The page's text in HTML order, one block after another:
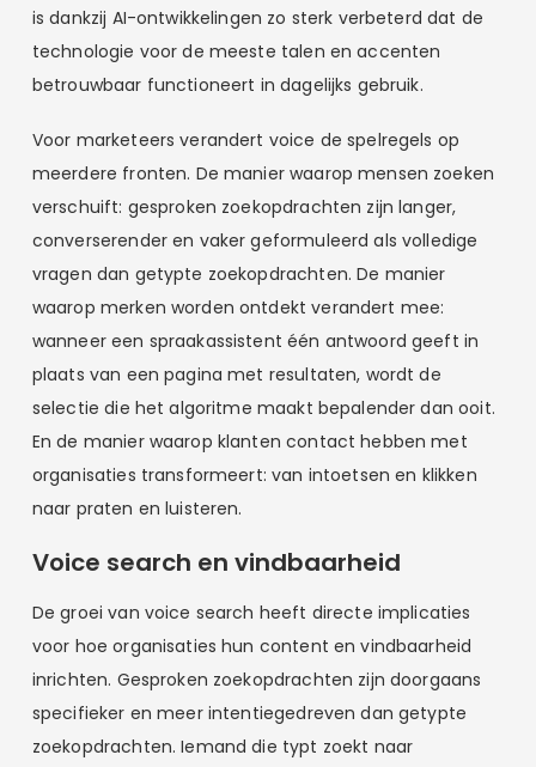
is dankzij AI-ontwikkelingen zo sterk verbeterd dat de
technologie voor de meeste talen en accenten
betrouwbaar functioneert in dagelijks gebruik.
Voor marketeers verandert voice de spelregels op
meerdere fronten. De manier waarop mensen zoeken
verschuift: gesproken zoekopdrachten zijn langer,
converserender en vaker geformuleerd als volledige
vragen dan getypte zoekopdrachten. De manier
waarop merken worden ontdekt verandert mee:
wanneer een spraakassistent één antwoord geeft in
plaats van een pagina met resultaten, wordt de
selectie die het algoritme maakt bepalender dan ooit.
En de manier waarop klanten contact hebben met
organisaties transformeert: van intoetsen en klikken
naar praten en luisteren.
Voice search en vindbaarheid
De groei van voice search heeft directe implicaties
voor hoe organisaties hun content en vindbaarheid
inrichten. Gesproken zoekopdrachten zijn doorgaans
specifieker en meer intentiegedreven dan getypte
zoekopdrachten. Iemand die typt zoekt naar